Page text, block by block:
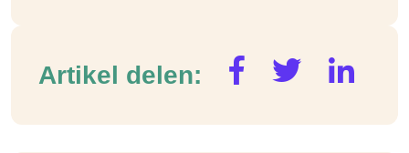
Artikel delen: